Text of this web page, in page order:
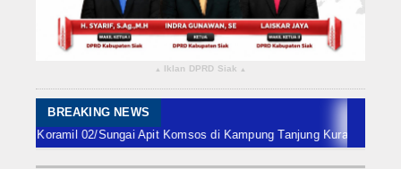
Indragiri Hulu
Kuansing
Siak
▴ Iklan DPRD Siak ▴
BREAKING NEWS
02/Sungai Apit Komsos di Kampung Tanjung Kuras